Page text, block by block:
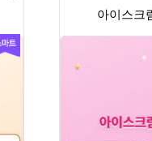
아이스크